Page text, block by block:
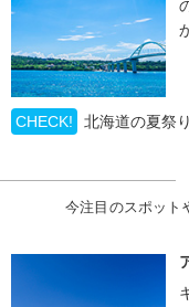
CHECK! 北海道の夏祭
今注目のスポット